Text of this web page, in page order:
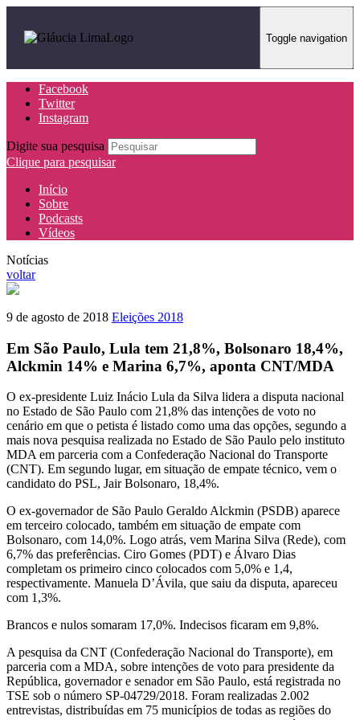
Toggle navigation
Facebook
Twitter
Instagram
Digite sua pesquisa
Clique para pesquisar
Início
Sobre
Podcasts
Vídeos
Notícias
voltar
9 de agosto de 2018 Eleições 2018
Em São Paulo, Lula tem 21,8%, Bolsonaro 18,4%,
Alckmin 14% e Marina 6,7%, aponta CNT/MDA
O ex-presidente Luiz Inácio Lula da Silva lidera a disputa nacional
no Estado de São Paulo com 21,8% das intenções de voto no
cenário em que o petista é listado como uma das opções, segundo a
mais nova pesquisa realizada no Estado de São Paulo pelo instituto
MDA em parceria com a Confederação Nacional do Transporte
(CNT). Em segundo lugar, em situação de empate técnico, vem o
candidato do PSL, Jair Bolsonaro, 18,4%.
O ex-governador de São Paulo Geraldo Alckmin (PSDB) aparece
em terceiro colocado, também em situação de empate com
Bolsonaro, com 14,0%. Logo atrás, vem Marina Silva (Rede), com
6,7% das preferências. Ciro Gomes (PDT) e Álvaro Dias
completam os primeiro cinco colocados com 5,0% e 1,4,
respectivamente. Manuela D’Ávila, que saiu da disputa, apareceu
com 1,3%.
Brancos e nulos somaram 17,0%. Indecisos ficaram em 9,8%.
A pesquisa da CNT (Confederação Nacional do Transporte), em
parceria com a MDA, sobre intenções de voto para presidente da
República, governador e senador em São Paulo, está registrada no
TSE sob o número SP-04729/2018. Foram realizadas 2.002
entrevistas, distribuídas em 75 municípios de todas as regiões do